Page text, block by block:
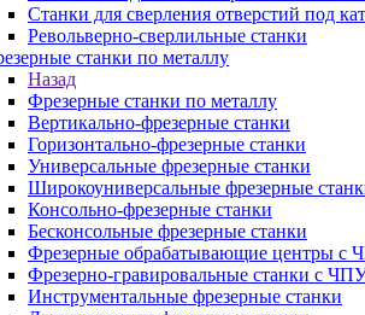
Станки для сверления отверстий под
Револьверно-сверлильные станки
станки по металлу
Назад
Фрезерные станки по металлу
Вертикально-фрезерные станки
Горизонтально-фрезерные станки
Универсальные фрезерные станки
Широкоуниверсальные фрезерные
Консольно-фрезерные станки
Бесконсольные фрезерные станки
Фрезерные обрабатывающие центры с
Фрезерно-гравировальные станки с
Инструментальные фрезерные станки